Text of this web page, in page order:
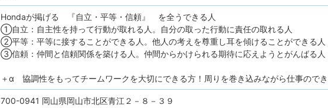
Hondaが掲げる 『自立・平等・信頼』 を全うできる人
①自立：自主性を持って行動が取れる人。自分の取った行動に責任の取れる人
②平等：平等に接することができる人。他人の考えを尊重し耳を傾けることができる人
③信頼：仲間と信頼関係を築ける人。仲間からかけられる期待に応えようとがんばる人
＋α 協調性をもってチームワークを大切にできる方！周りを巻き込みながら仕事ので
700-0941 岡山県岡山市北区青江２－８－３９